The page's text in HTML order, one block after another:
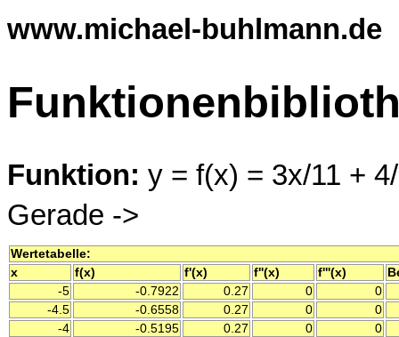
www.michael-buhlmann.de
Funktion: y = f(x) = 3x/11 +
Gerade ->
Wertetabelle:
x
f(x) f'(x) f''(x) f'''(x)
-5
-0.7922 0.27 0
0
-4.5
-0.6558 0.27 0
0
-4
-0.5195 0.27 0
0